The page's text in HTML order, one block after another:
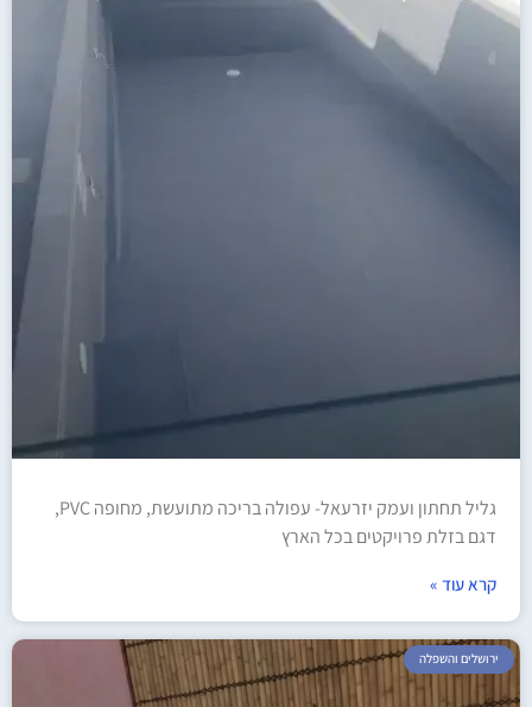
גליל תחתון ועמק יזרעאל- עפולה בריכה מתועשת, מחופה PVC,
דגם בזלת פרויקטים בכל הארץ
קרא עוד »
ירושלים והשפלה